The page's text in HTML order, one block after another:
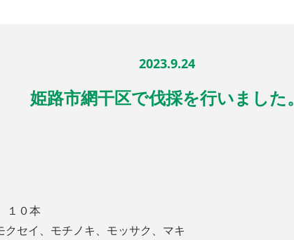
2023.9.24
姫路市網干区で伐採を行いました。
１０本
セイ、モチノキ、モッサク、マキ